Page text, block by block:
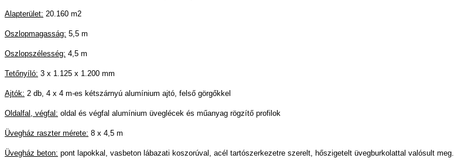
Alapterület: 20.160 m2
Oszlopmagasság: 5,5 m
Oszlopszélesség: 4,5 m
Tetőnyíló: 3 x 1.125 x 1.200 mm
Ajtók: 2 db, 4 x 4 m-es kétszárnyú alumínium ajtó, felső görgőkkel
Oldalfal, végfal: oldal és végfal alumínium üveglécek és műanyag rögzítő profilok
Üvegház raszter mérete: 8 x 4,5 m
Üvegház beton: pont lapokkal, vasbeton lábazati koszorúval, acél tartószerkezetre szerelt, hőszigetelt üvegburkolattal valósult meg.